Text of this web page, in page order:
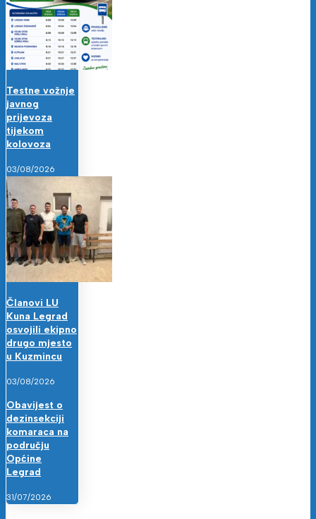
Testne vožnje
javnog
prijevoza
tijekom
kolovoza
03/08/2026
Članovi LU
Kuna Legrad
osvojili ekipno
drugo mjesto
u Kuzmincu
03/08/2026
Obavijest o
dezinsekciji
komaraca na
području
Općine
Legrad
31/07/2026